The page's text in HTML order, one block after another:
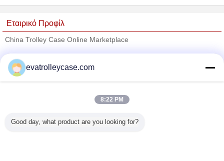
Εταιρικό Προφίλ
China Trolley Case Online Marketplace
Trust Seal
Verified Suplier
Όλα τα Προϊόντα
evatrolleycase.com
8:22 PM
Good day, what product are you looking for?